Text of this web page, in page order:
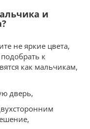
и
не яркие цвета,
к
как мальчикам,
дверь,